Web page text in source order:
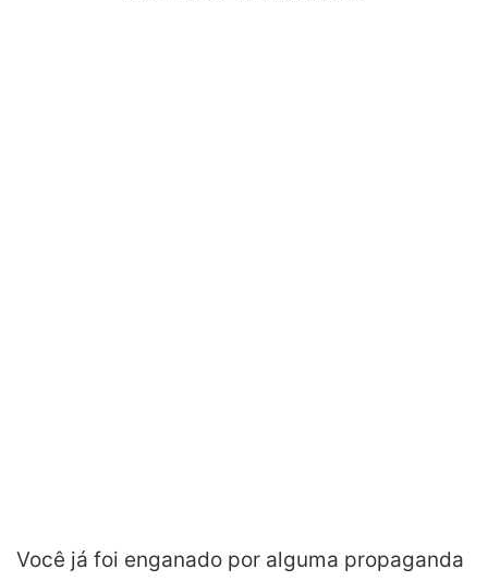
Você já foi enganado por alguma propaganda